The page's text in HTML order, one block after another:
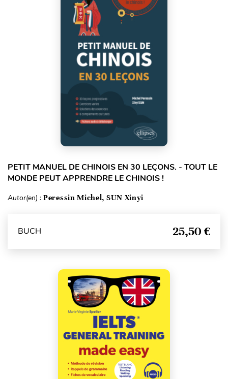
PETIT MANUEL DE CHINOIS EN 30 LEÇONS. - TOUT LE
MONDE PEUT APPRENDRE LE CHINOIS !
Autor(en) : Peressin Michel, SUN Xinyi
BUCH 25,50 €